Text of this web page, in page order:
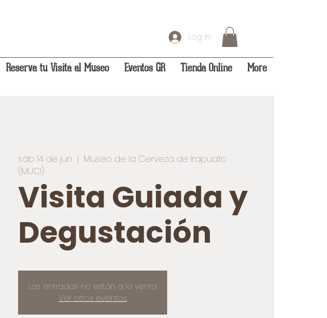
Log In
Reserva tu Visita al Museo Eventos GR Tienda Online More
sáb 14 de jun
  |
Museo de la Cerveza de Irapuato
(MUCI)
Visita Guiada y
Degustación
Las entradas no están a la venta
Ver otros eventos